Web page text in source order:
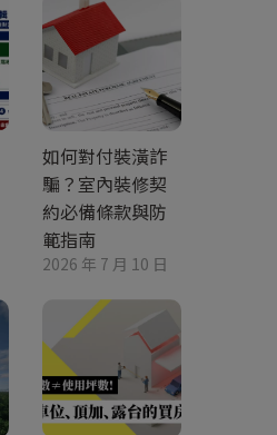
如何對付裝潢詐
騙？室內裝修契
約必備條款與防
範指南
2026 年 7 月 10 日